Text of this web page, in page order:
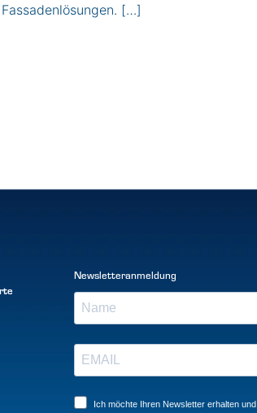
[…]
Newsletteranmeldung
Ich möchte Ihren Newsletter erhalten und